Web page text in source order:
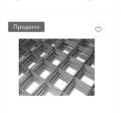
Продано